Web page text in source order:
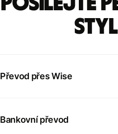
Převod přes Wise
Bankovní převod